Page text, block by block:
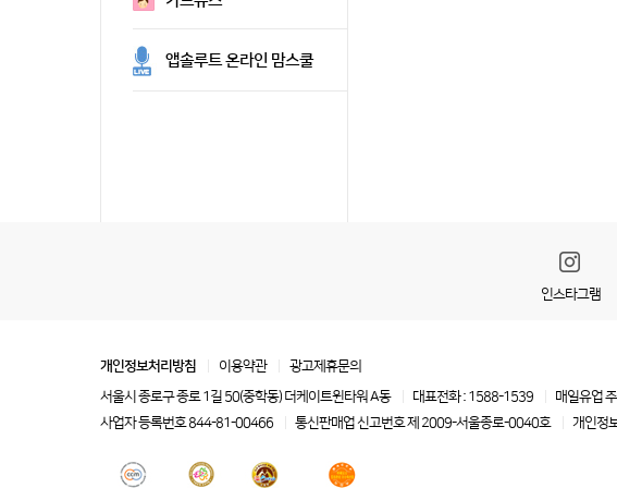
앱솔루트 온라인 맘스쿨
인스타그램
개인정보처리방침 이용약관
광고제휴문의
서울시 종로구 종로 1길 50(중학동) 더케이트윈타워 A동
대표전화 : 1588-1539 매일유업
사업자 등록번호 844-81-00466
통신판매업 신고번호 제 2009-서울종로-0040호 개인정